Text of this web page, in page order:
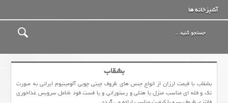
آشپزخانه ها
بشقاب
بشقاب با قیمت ارزان از انواع جنس های ظروف چینی چوبی آلومینیوم ایرانی به صورت
تک و فله ای مناسب منزل یا هتلی و رستورانی و یا فست فود شامل سرویس غذاخوری